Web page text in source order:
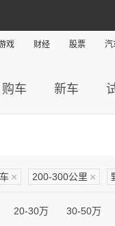
戏 财经 股票 汽
购车 新车
× 200-300公里 ×
20-30万 30-50万